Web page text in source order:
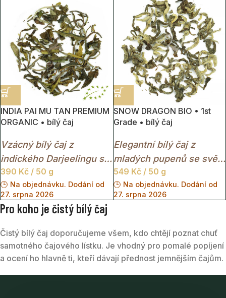
charakterem.
INDIA PAI MU TAN PREMIUM
ORGANIC • bílý čaj
Vzácný bílý čaj z
indického Darjeelingu s
jemnou nasládlou chutí,
elegantní vůní a
sametově lehkým
nálevem.
390 Kč / 50 g
🕒 Na objednávku. Dodání od
27. srpna 2026
SNOW DRAGON BIO • 1st
Grade • bílý čaj
Elegantní bílý čaj z
mladých pupenů se svěží
chutí, jemnou sladkostí a
lehkou květinovou vůní.
549 Kč/ 50 g
🕒 Na objednávku. Dodání od
27. srpna 2026
Pro koho je čistý bílý čaj
Čistý bílý čaj doporučujeme všem, kdo chtějí poznat chuť
samotného čajového lístku. Je vhodný pro pomalé popíjení
a ocení ho hlavně ti, kteří dávají přednost jemnějším čajům.